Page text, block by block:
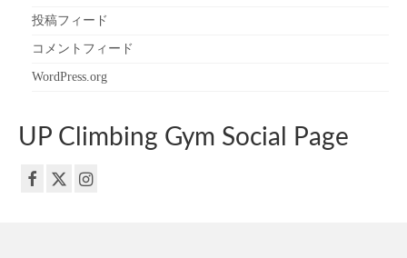
投稿フィード
コメントフィード
WordPress.org
UP Climbing Gym Social Page